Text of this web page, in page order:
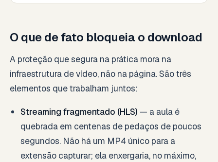
O que de fato bloqueia o download
A proteção que segura na prática mora na
infraestrutura de vídeo, não na página. São três
elementos que trabalham juntos:
Streaming fragmentado (HLS) — a aula é
quebrada em centenas de pedaços de poucos
segundos. Não há um MP4 único para a
extensão capturar; ela enxergaria, no máximo,